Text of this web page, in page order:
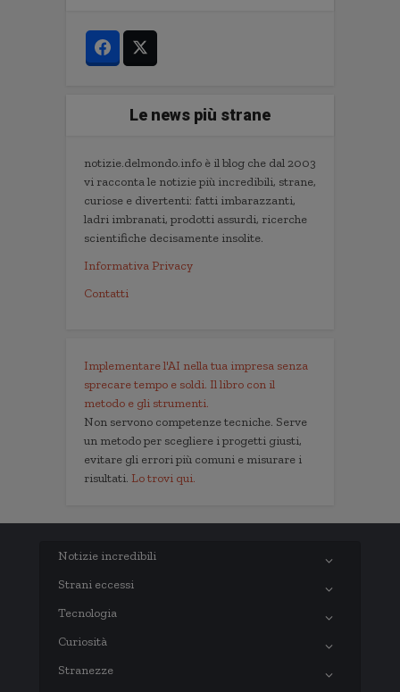
Le news più strane
notizie.delmondo.info è il blog che dal 2003
vi racconta le notizie più incredibili, strane,
curiose e divertenti: fatti imbarazzanti,
ladri imbranati, prodotti assurdi, ricerche
scientifiche decisamente insolite.
Informativa Privacy
Contatti
Implementare l'AI nella tua impresa senza
sprecare tempo e soldi. Il libro con il
metodo e gli strumenti.
Non servono competenze tecniche. Serve
un metodo per scegliere i progetti giusti,
evitare gli errori più comuni e misurare i
risultati. Lo trovi qui.
Notizie incredibili
Strani eccessi
Tecnologia
Curiosità
Stranezze